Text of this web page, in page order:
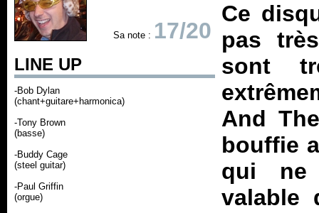
Sa note : 17/20
LINE UP
-Bob Dylan
(chant+guitare+harmonica)
-Tony Brown
(basse)
-Buddy Cage
(steel guitar)
-Paul Griffin
(orgue)
Ce
pas
sont
And
bouffie
qui ne
valable